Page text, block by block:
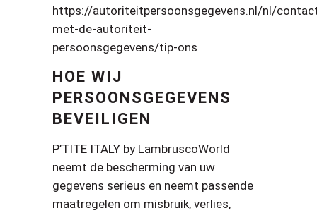
https://autoriteitpersoonsgegevens.nl/nl/
met-de-autoriteit-
persoonsgegevens/tip-ons
HOE WIJ
PERSOONSGEGEVENS
BEVEILIGEN
P’TITE ITALY by LambruscoWorld
neemt de bescherming van uw
gegevens serieus en neemt passende
maatregelen om misbruik, verlies,